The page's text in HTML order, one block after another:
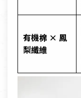
有機棉 × 鳳
梨纖維